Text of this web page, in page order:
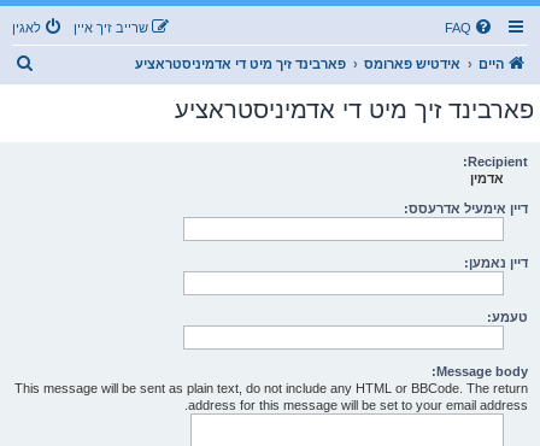
FAQ לאגין שרייב זיך איין
היים אידטיש פארומס פארבינד זיך מיט די אדמיניסטראציע
פארבינד זיך מיט די אדמיניסטראציע
Recipient:
אדמין
דיין אימעיל אדרעסס:
דיין נאמען:
טעמע:
Message body:
This message will be sent as plain text, do not include any HTML or BBCode. The return
address for this message will be set to your email address.